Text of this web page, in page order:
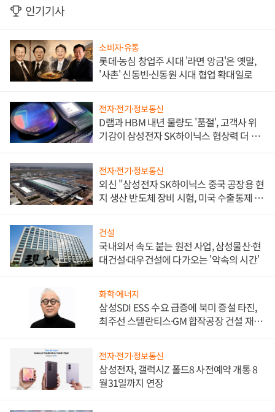
인기기사
소비자·유통
롯데·농심 창업주 시대 '라면 앙금'은 옛말,
'사촌' 신동빈·신동원 시대 협업 확대일로
전자·전기·정보통신
D램과 HBM 내년 물량도 '품절', 고객사 위
기감이 삼성전자 SK하이닉스 협상력 더 키
전자·전기·정보통신
외신 "삼성전자 SK하이닉스 중국 공장용 현
지 생산 반도체 장비 시험, 미국 수출통제 대
건설
국내외서 속도 붙는 원전 사업, 삼성물산·현
대건설·대우건설에 다가오는 '약속의 시간'
화학·에너지
삼성SDI ESS 수요 급증에 북미 증설 타진,
최주선 스텔란티스·GM 합작공장 건설 재추
전자·전기·정보통신
삼성전자, 갤럭시Z 폴드8 사전예약 개통 8
월31일까지 연장